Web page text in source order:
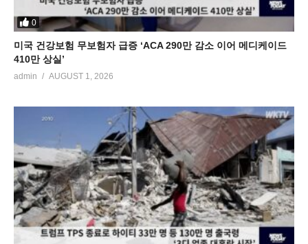
0
미국 건강보험 무보험자 급증 ‘ACA 290만 감소 이어 메디케이드
410만 상실’
admin AUGUST 1, 2026